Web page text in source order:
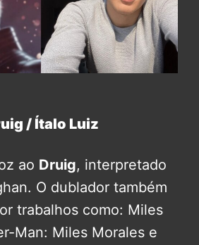
/ Ítalo Luiz
ao Druig, interpretado
O dublador também
trabalhos como: Miles
Man: Miles Morales e